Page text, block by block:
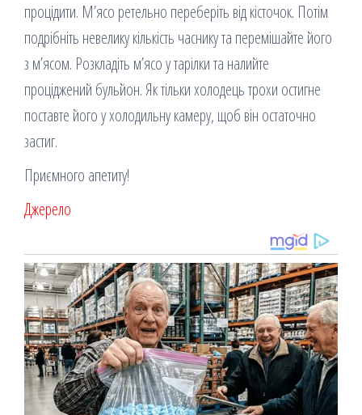
процідити. М’ясо ретельно переберіть від кісточок. Потім
подрібніть невелику кількість часнику та перемішайте його
з м’ясом. Розкладіть м’ясо у тарілки та налийте
проціджений бульйон. Як тільки холодець трохи остигне
поставте його у холодильну камеру, щоб він остаточно
застиг.
Приємного апетиту!
Джерело